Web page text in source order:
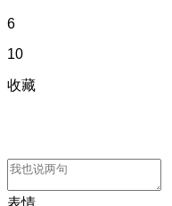
6
10
收藏
表情